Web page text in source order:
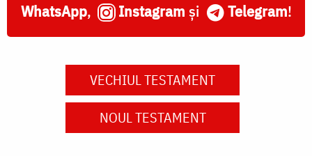
WhatsApp, Instagram și Telegram!
VECHIUL TESTAMENT
NOUL TESTAMENT